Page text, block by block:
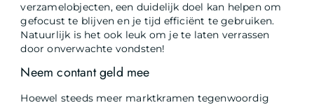
verzamelobjecten, een duidelijk doel kan helpen om
gefocust te blijven en je tijd efficiënt te gebruiken.
Natuurlijk is het ook leuk om je te laten verrassen
door onverwachte vondsten!
Neem contant geld mee
Hoewel steeds meer marktkramen tegenwoordig